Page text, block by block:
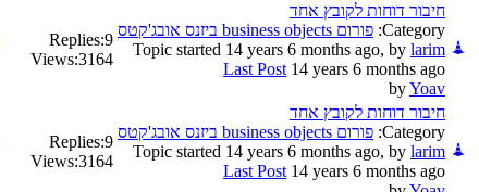
חיבור דוחות לקובץ אחד
Category: פורום business objects ביזנס אובג'קטס
Topic started 14 years 6 months ago, by larim
Last Post 14 years 6 months ago
byYoav
Replies:9
Views:3164
חיבור דוחות לקובץ אחד
Category: פורום business objects ביזנס אובג'קטס
Topic started 14 years 6 months ago, by larim
Last Post 14 years 6 months ago
Replies:9
Views:3164